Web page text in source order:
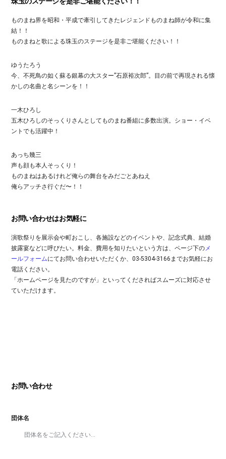
ものまね界を昭和・平成で牽引してきたレジェンドものまね師が令和に集
結！！
ものまねと歌による珠玉のステージを是非ご堪能ください！！
ゆうたろう
今、不死鳥の如く蘇る銀幕の大スター”石原裕次郎”。目の前で再現される懐
かしの名曲と名シーンを！！
一木ひろし
五木ひろしのそっくりさんとしてものまね番組に多数出演。ショー・イベ
ントでも活躍中！
あっち幾三
声も顔も本人そっくり！
ものまねはあるけれど俺らの舞台をみだごとあねえ
俺らアッチさ行ぐだ〜！！
お問い合わせはお気軽に
演歌祭りを展示会や町おこし、各施設などのイベントや、記念式典、結婚
披露宴などに呼びたい。料金、費用を知りたいという方は、ページ下のメ
ールフォームにてお問い合わせいただくか、03-5304-3166までお気軽にお
電話ください。
「ホームページを見たのですが」といってくださればスムーズに対応させ
ていただけます。
お問い合わせ
団体名